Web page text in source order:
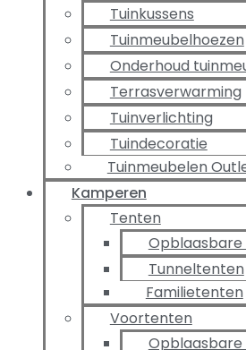
Tuinkussens
Tuinmeubelhoezen
Onderhoud
Terrasverwarming
Tuinverlichting
Tuindecoratie
Tuinmeubelen
Kamperen
Tenten
Tunneltenten
Familietenten
Voortenten